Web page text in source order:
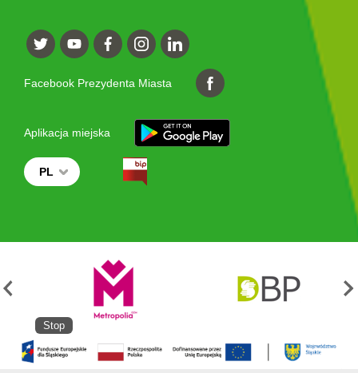
Facebook Prezydenta Miasta
Aplikacja miejska
PL
Stop